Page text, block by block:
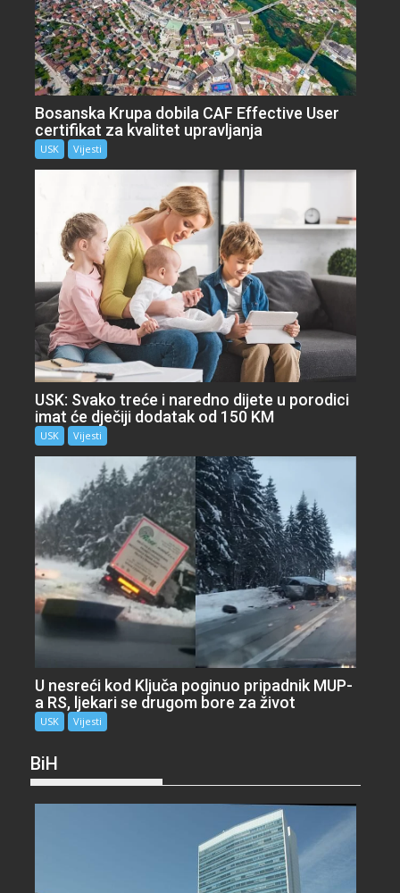
Bosanska Krupa dobila CAF Effective User
certifikat za kvalitet upravljanja
USK Vijesti
USK: Svako treće i naredno dijete u porodici
imat će dječiji dodatak od 150 KM
USK Vijesti
U nesreći kod Ključa poginuo pripadnik MUP-
a RS, ljekari se drugom bore za život
USK Vijesti
BiH